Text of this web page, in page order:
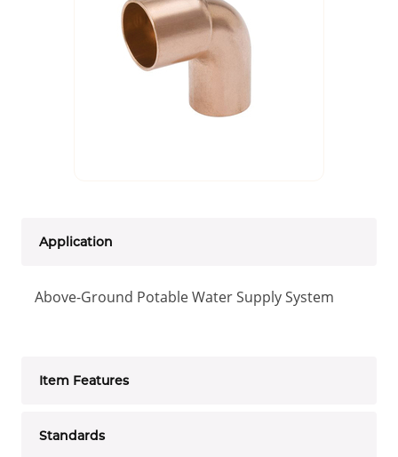
Application
Above-Ground Potable Water Supply System
Item Features
Standards